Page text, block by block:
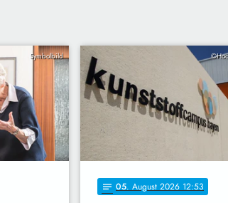
Symbolbild
notes 05. August 2026 12:53